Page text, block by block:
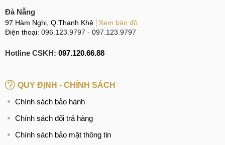
nét.
Cùng với đó, máy sở hữu camera selfie 16MP được thiết kế
được đánh giá cao bởi chất lượng ảnh và video mà nó cho
ra không đẹp như camera "hiện" cùng phần cứng.
Chúng ta đã cùng nhau tìm hiểu về mẫu điện thoại độc đáo,
Đà Nẵng
97 Hàm Nghi, Q.Thanh Khê
Xem bản đồ
Điện thoại: 096.123.9797 - 097.123.9797
Hotline CSKH: 097.120.66.88
QUY ĐỊNH - CHÍNH SÁCH
Chính sách bảo hành
Chính sách đổi trả hàng
Chính sách bảo mật thông tin